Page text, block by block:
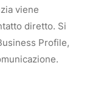
viene
diretto. Si
Profile,